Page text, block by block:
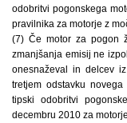
odobritvi pogonskega
pravilnika za motorje z
(7) Če motor za pogon
zmanjšanja emisij ne
onesnaževal in delcev
tretjem odstavku
tipski odobritvi
decembru 2010 za